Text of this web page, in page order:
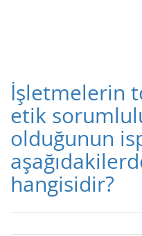
İşletmelerin
etik
olduğunun
hangisidir?